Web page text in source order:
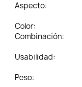
Aspecto:
Color:
Combinación:
Usabilidad:
Peso: